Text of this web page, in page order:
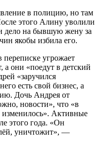
в полицию, но там
этого Алину уволили
дело на бывшую жену за
якобы избила его.
угрожает
а они «поедут в детский
«заручился
есть свой бизнес, а
Дочь Андрея от
новости», что «в
изменилось». Активные
этого года. «Он
уничтожит», —